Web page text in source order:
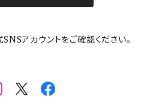
)
ズ)
アカウントをご確認ください。